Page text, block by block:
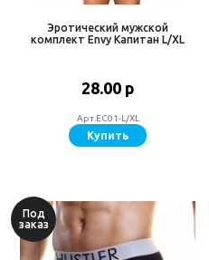
Эротический мужской
комплект Envy Капитан L/XL
28.00 р
Арт.EC01-L/XL
Купить
Под
заказ